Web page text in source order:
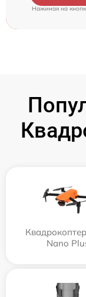
Нажимая на
Nano